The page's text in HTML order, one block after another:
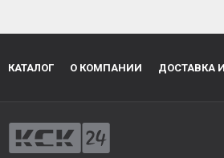
КАТАЛОГ О КОМПАНИИ ДОСТАВКА